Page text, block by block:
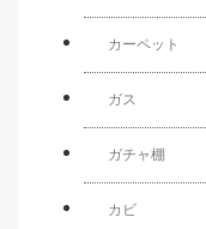
カーペット
ガス
ガチャ棚
カビ